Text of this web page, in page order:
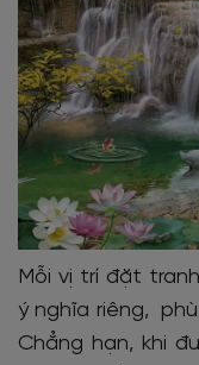
Mỗi vị trí đặt
ý nghĩa riêng,
Chẳng hạn, khi